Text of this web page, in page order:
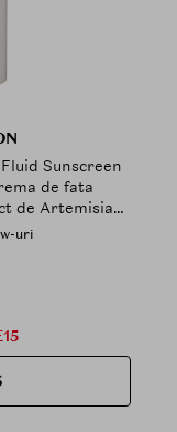
Sunscreen
de fata
de Artemisia
solara si la
Tinted
uri